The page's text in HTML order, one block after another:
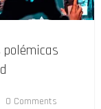
0 Comments